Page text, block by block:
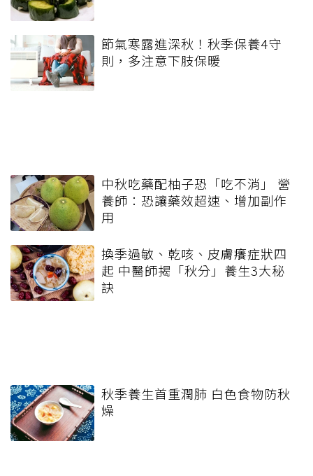
節氣寒露進深秋！秋季保養4守
則，多注意下肢保暖
中秋吃藥配柚子恐「吃不消」 營
養師：恐讓藥效超速、增加副作
用
換季過敏、乾咳、皮膚癢症狀四
起 中醫師揭「秋分」養生3大秘
訣
秋季養生首重潤肺 白色食物防秋
燥